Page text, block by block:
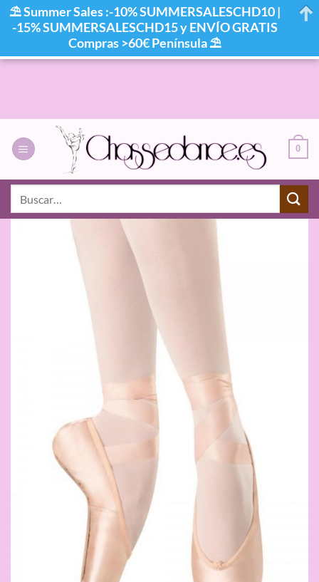
0
⛱ Summer Sales :-10% SUMMERSALESCHD10 |
-15% SUMMERSALESCHD15 y ENVÍO GRATIS
Compras >60€ Península ⛱